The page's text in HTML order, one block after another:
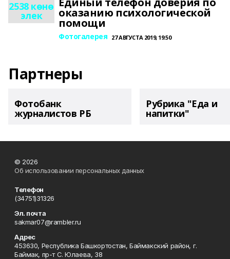
2538 көнө
элек оказанию психологической
помощи
Фотогалерея 27 АВГУСТА 2019, 19:50
Партнеры
Фотобанк
журналистов РБ
Рубрика "Еда и
напитки"
© 2026
Об использовании персональных данных
Телефон
(34751)31326
Эл. почта
sakmar07@rambler.ru
Адрес
453630, Республика Башкортостан, Баймакский район, г.
Баймак, пр-т С. Юлаева, 38